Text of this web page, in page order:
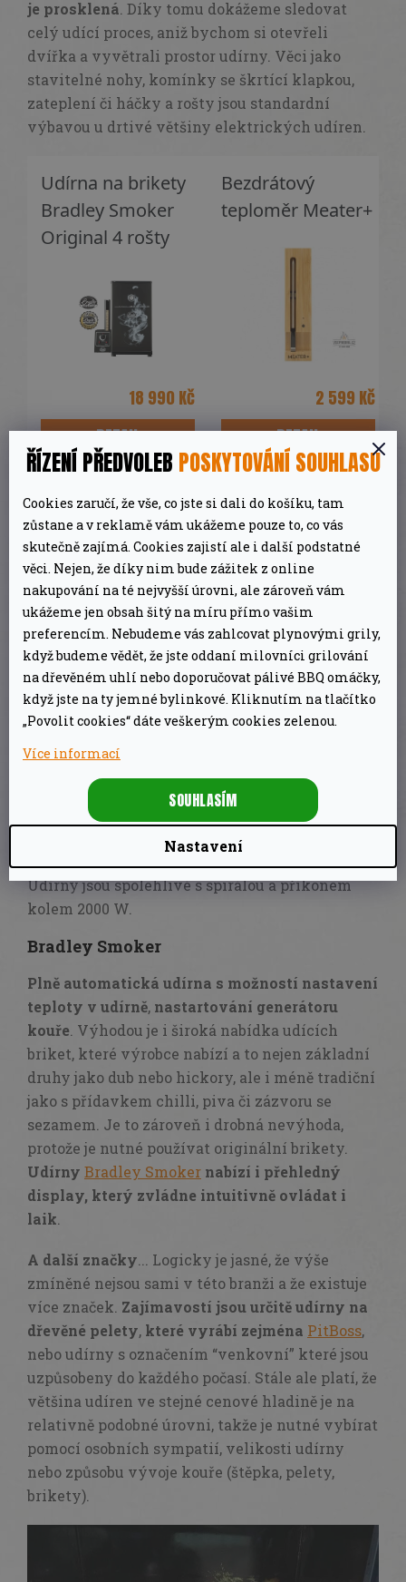
ŘÍZENÍ PŘEDVOLEB POSKYTOVÁNÍ SOUHLASU
Cookies zaručí, že vše, co jste si dali do košíku, tam
zůstane a v reklamě vám ukážeme pouze to, co vás
skutečně zajímá. Cookies zajistí ale i další podstatné
věci. Nejen, že díky nim bude zážitek z online
nakupování na té nejvyšší úrovni, ale zároveň vám
ukážeme jen obsah šitý na míru přímo vašim
preferencím. Nebudeme vás zahlcovat plynovými grily,
když budeme vědět, že jste oddaní milovníci grilování
na dřevěném uhlí nebo doporučovat pálivé BBQ omáčky,
když jste na ty jemné bylinkové. Kliknutím na tlačítko
„Povolit cookies“ dáte veškerým cookies zelenou.
Více informací
Nastavení
SOUHLASÍM
je prosklená. Díky tomu dokážeme sledovat
celý udící proces, aniž bychom si otevřeli
dvířka a vyvětrali prostor udírny. Věci jako
stavitelné nohy, komínky se škrtící klapkou,
zateplení či háčky a rošty jsou standardní
výbavou u drtivé většiny elektrických udíren.
Na trhu je nespočet udíren různých značek a
typů. Fakt je ale ten, že jen pár z nich má své
místo nejen na českém, ale i na zahraničním
trhu, kde tyto fenomény většinou vznikají.
Mezi oblíbené značky patří v českých kruzích
udírnyBorniak,BradleyčiPitboss.
Borniak
Polská značka, která se v poslední době dostává
vhodným kompromisem mezi cenou a
zpracováním
. Lze ji dokonce sehnat i v
celonerezové variantě, což my určitě oceníme.
je vyráběn ve dvou velikostech, takže
Udírny jsou spolehlivé s spirálou a příkonem
kolem 2000 W.
Bradley Smoker
Plně automatická udírna s možností nastavení
teploty v udírně, nastartování generátoru
kouře . Výhodou je i široká nabídka udících
briket, které výrobce nabízí a to nejen základní
druhy jako dub nebo hickory, ale i méně tradiční
jako s přídavkem chilli, piva či zázvoru se
sezamem. Je to zároveň i drobná nevýhoda,
protože je nutné používat originální brikety.
Udírny Bradley Smoker nabízí i přehledný
display, který zvládne intuitivně ovládat i
laik
A další značky ... Logicky je jasné, že výše
zmíněné nejsou sami v této branži a že existuje
více značek. Zajímavostí jsou určitě udírny na
dřevěné pelety, které vyrábí zejména PitBoss,
nebo udírny s označením “venkovní” které jsou
uzpůsobeny do každého počasí. Stále ale platí, že
většina udíren ve stejné cenové hladině je na
relativně podobné úrovni, takže je nutné vybírat
pomocí osobních sympatií, velikosti udírny
nebo způsobu vývoje kouře (štěpka, pelety,
brikety).